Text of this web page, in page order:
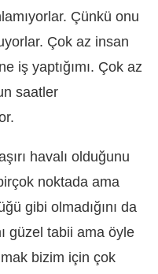
Çünkü onu
Çok az insan
iş yaptığımı. Çok az
saatler
havalı olduğunu
noktada ama
gibi olmadığını da
güzel tabii ama öyle
bizim için çok